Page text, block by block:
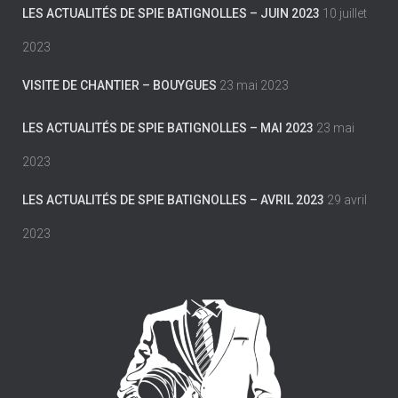
LES ACTUALITÉS DE SPIE BATIGNOLLES – JUIN 2023 10 juillet
2023
VISITE DE CHANTIER – BOUYGUES 23 mai 2023
LES ACTUALITÉS DE SPIE BATIGNOLLES – MAI 2023 23 mai
2023
LES ACTUALITÉS DE SPIE BATIGNOLLES – AVRIL 2023 29 avril
2023